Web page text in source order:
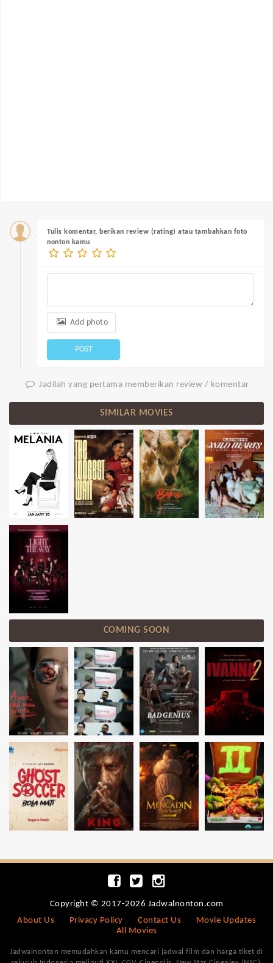
Tulis komentar, berikan review (rating) atau tambahkan foto
nonton kamu
Add photo
POST
Jadilah yang pertama memberikan review / komentar
SIMILAR MOVIES
COMING SOON
Copyright © 2017-2026 Jadwalnonton.com
About Us
Privacy Policy Contact Us
Movie Updates
All Movies
Jadwalnonton memudahkan kamu mencari jadwal film dan harga tiket di